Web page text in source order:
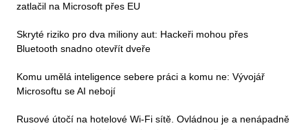
zatlačil na Microsoft přes EU
Skryté riziko pro dva miliony aut: Hackeři mohou přes
Bluetooth snadno otevřít dveře
Komu umělá inteligence sebere práci a komu ne: Vývojář
Microsoftu se AI nebojí
Rusové útočí na hotelové Wi-Fi sítě. Ovládnou je a nenápadně